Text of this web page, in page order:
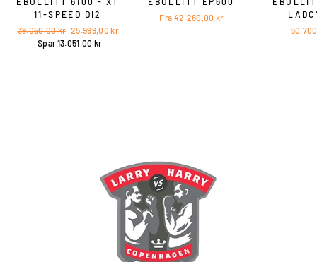
11-SPEED DI2
Vejl.
39.050,00 kr Vores
pris
25.999,00 kr
Spar 13.051,00 kr
Fra 42.260,00 kr